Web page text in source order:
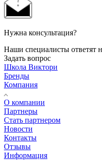
Нужна консультация?
Наши специалисты ответят
Задать вопрос
Школа Виктори
Бренды
Компания
О компании
Партнеры
Стать партнером
Новости
Контакты
Отзывы
Информация